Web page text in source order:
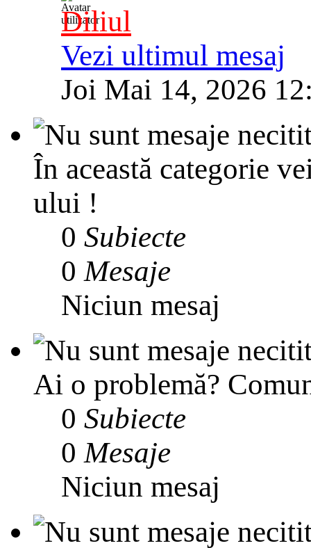
Diliul
Vezi ultimul mesaj
Joi Mai 14, 2026
În această categorie
ului !
0 Subiecte
0Mesaje
Niciun mesaj
Ai o problemă?
0 Subiecte
0Mesaje
Niciun mesaj